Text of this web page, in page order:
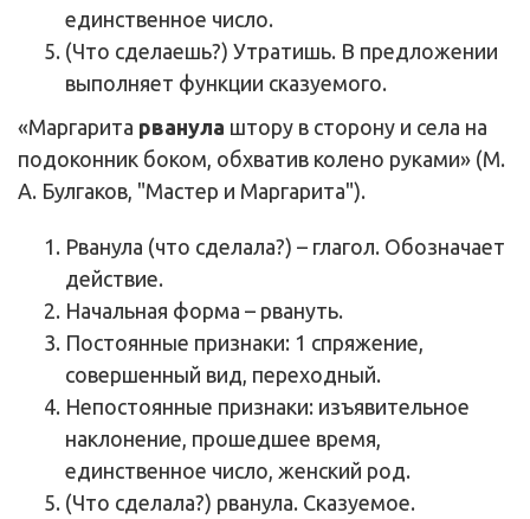
единственное число.
(Что сделаешь?) Утратишь. В предложении
выполняет функции сказуемого.
«Маргарита рванула штору в сторону и села на
подоконник боком, обхватив колено руками» (М.
А. Булгаков, "Мастер и Маргарита").
Рванула (что сделала?) – глагол. Обозначает
действие.
Начальная форма – рвануть.
Постоянные признаки: 1 спряжение,
совершенный вид, переходный.
Непостоянные признаки: изъявительное
наклонение, прошедшее время,
единственное число, женский род.
(Что сделала?) рванула. Сказуемое.